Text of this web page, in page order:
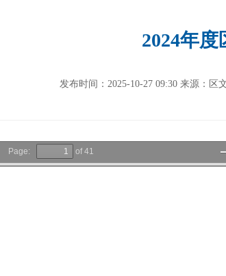
2024年
发布时间：2025-10-27 09:30 来源：区